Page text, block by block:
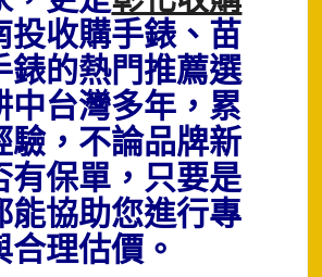
投收購手錶、苗
錶的熱門推薦選
中台灣多年，累
驗，不論品牌新
有保單，只要是
能協助您進行專
理估價。